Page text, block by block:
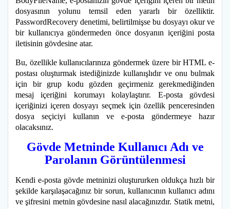
dosyasının yolunu temsil eden yararlı bir özelliktir.
PasswordRecovery denetimi, belirtilmişse bu dosyayı okur ve
bir kullanıcıya göndermeden önce dosyanın içeriğini posta
iletisinin gövdesine atar.
Bu, özellikle kullanıcılarınıza göndermek üzere bir HTML e-
postası oluşturmak istediğinizde kullanışlıdır ve onu bulmak
için bir grup kodu gözden geçirmeniz gerekmediğinden
mesaj içeriğini korumayı kolaylaştırır. E-posta gövdesi
içeriğinizi içeren dosyayı seçmek için özellik penceresinden
dosya seçiciyi kullanın ve e-posta göndermeye hazır
olacaksınız.
Gövde Metninde Kullanıcı Adı ve
Parolanın Görüntülenmesi
Kendi e-posta gövde metninizi oluştururken oldukça hızlı bir
şekilde karşılaşacağınız bir sorun, kullanıcının kullanıcı adını
ve şifresini metnin gövdesine nasıl alacağınızdır. Statik metni,